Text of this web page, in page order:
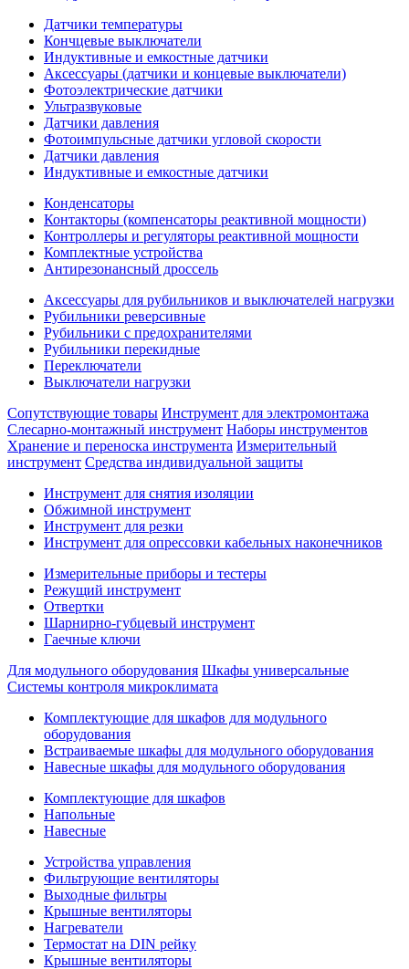
Датчики температуры
Кончцевые выключатели
Индуктивные и емкостные датчики
Аксессуары (датчики и концевые выключатели)
Фотоэлектрические датчики
Ультразвуковые
Датчики давления
Фотоимпульсные датчики угловой скорости
Датчики давления
Индуктивные и емкостные датчики
Конденсаторы
Контакторы (компенсаторы реактивной мощности)
Контроллеры и регуляторы реактивной мощности
Комплектные устройства
Антирезонансный дроссель
Аксессуары для рубильников и выключателей нагрузки
Рубильники реверсивные
Рубильники с предохранителями
Рубильники перекидные
Переключатели
Выключатели нагрузки
Сопутствующие товары Инструмент для электромонтажа
Слесарно-монтажный инструмент Наборы инструментов
Хранение и переноска инструмента Измерительный
инструмент Средства индивидуальной защиты
Инструмент для снятия изоляции
Обжимной инструмент
Инструмент для резки
Инструмент для опрессовки кабельных наконечников
Измерительные приборы и тестеры
Режущий инструмент
Отвертки
Шарнирно-губцевый инструмент
Гаечные ключи
Для модульного оборудования Шкафы универсальные
Системы контроля микроклимата
Комплектующие для шкафов для модульного
оборудования
Встраиваемые шкафы для модульного оборудования
Навесные шкафы для модульного оборудования
Комплектующие для шкафов
Напольные
Навесные
Устройства управления
Фильтрующие вентиляторы
Выходные фильтры
Крышные вентиляторы
Нагреватели
Термостат на DIN рейку
Крышные вентиляторы